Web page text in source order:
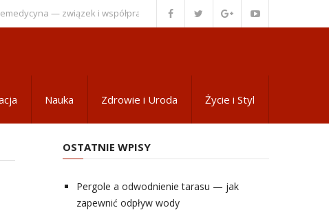
— związek i współpraca Wsparcie psychiczne dla pacjentów z zaćmą.
Nauka Zdrowie i Uroda Życie i Styl
OSTATNIE WPISY
Pergole a odwodnienie tarasu — jak
zapewnić odpływ wody